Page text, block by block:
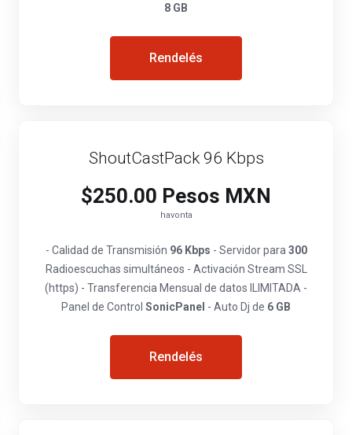
8 GB
Rendelés
ShoutCastPack 96 Kbps
$250.00 Pesos MXN
havonta
- Calidad de Transmisión 96 Kbps - Servidor para 300
Radioescuchas simultáneos - Activación Stream SSL
(https) - Transferencia Mensual de datos ILIMITADA -
Panel de Control SonicPanel - Auto Dj de 6 GB
Rendelés